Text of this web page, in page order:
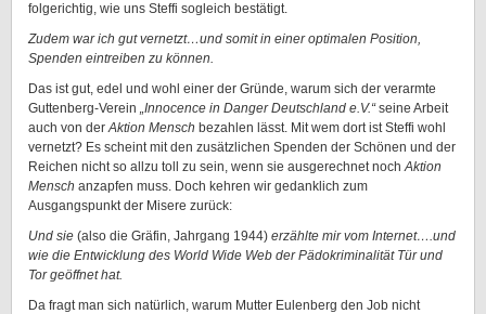
folgerichtig, wie uns Steffi sogleich bestätigt.
Zudem war ich gut vernetzt…und somit in einer optimalen Position,
Spenden eintreiben zu können.
Das ist gut, edel und wohl einer der Gründe, warum sich der verarmte
Guttenberg-Verein „Innocence in Danger Deutschland e.V.“seine Arbeit
auch von derAktion Mensch bezahlen lässt. Mit wem dort ist Steffi wohl
vernetzt? Es scheint mit den zusätzlichen Spenden der Schönen und der
Reichen nicht so allzu toll zu sein, wenn sie ausgerechnet nochAktion
Mensch anzapfen muss. Doch kehren wir gedanklich zum
Ausgangspunkt der Misere zurück:
Und sie (also die Gräfin, Jahrgang 1944) erzählte mir vom Internet….und
wie die Entwicklung des World Wide Web der Pädokriminalität Tür und
Tor geöffnet hat.
Da fragt man sich natürlich, warum Mutter Eulenberg den Job nicht